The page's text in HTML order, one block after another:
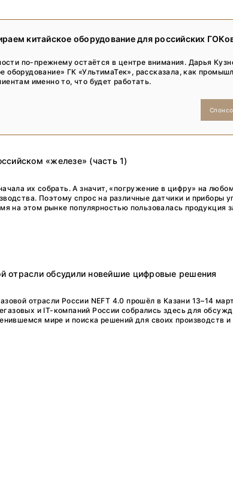
китайское оборудование для российских
по-прежнему остаётся в центре внимания. Дарья
оборудование» ГК «УльтимаТек», рассказала, как
именно то, что будет работать.
«железе» (часть 1)
их собрать. А значит, «погружение в цифру» на
Поэтому спрос на различные датчики и приборы
на этом рынке популярностью пользовалась продукция
отрасли обсудили новейшие цифровые решения
отрасли России NEFT 4.0 прошёл в Казани 13–14
и IT-компаний России собрались здесь для
мире и поиска решений для своих производств и